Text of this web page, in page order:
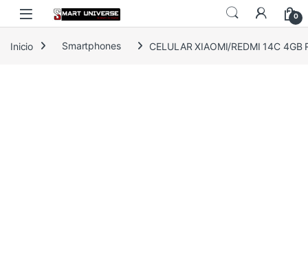
Skip to navigation
Skip to content
0
Inicio Smartphones CELULAR XIAOMI/REDMI 14C